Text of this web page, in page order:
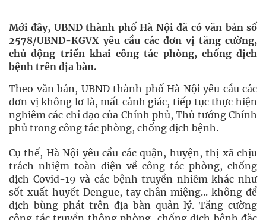
Mới đây, UBND thành phố Hà Nội đã có văn bản số
2578/UBND-KGVX yêu cầu các đơn vị tăng cường,
chủ động triển khai công tác phòng, chống dịch
bệnh trên địa bàn.
Theo văn bản, UBND thành phố Hà Nội yêu cầu các
đơn vị không lơ là, mất cảnh giác, tiếp tục thực hiện
nghiêm các chỉ đạo của Chính phủ, Thủ tướng Chính
phủ trong công tác phòng, chống dịch bệnh.
Cụ thể, Hà Nội yêu cầu các quận, huyện, thị xã chịu
trách nhiệm toàn diện về công tác phòng, chống
dịch Covid-19 và các bệnh truyền nhiễm khác như
sốt xuất huyết Dengue, tay chân miệng... không để
dịch bùng phát trên địa bàn quản lý. Tăng cường